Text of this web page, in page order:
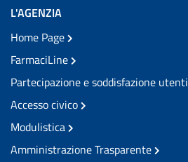
L'AGENZIA
Home Page
FarmaciLine
Partecipazione e soddisfazione utenti
Accesso civico
Modulistica
Amministrazione Trasparente